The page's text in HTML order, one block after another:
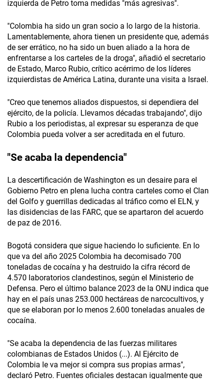
izquierda de Petro toma medidas "más agresivas".
"Colombia ha sido un gran socio a lo largo de la historia.
Lamentablemente, ahora tienen un presidente que, además
de ser errático, no ha sido un buen aliado a la hora de
enfrentarse a los carteles de la droga", añadió el secretario
de Estado, Marco Rubio, crítico acérrimo de los líderes
izquierdistas de América Latina, durante una visita a Israel.
"Creo que tenemos aliados dispuestos, si dependiera del
ejército, de la policía. Llevamos décadas trabajando", dijo
Rubio a los periodistas, al expresar su esperanza de que
Colombia pueda volver a ser acreditada en el futuro.
"Se acaba la dependencia"
La descertificación de Washington es un desaire para el
Gobierno Petro en plena lucha contra carteles como el Clan
del Golfo y guerrillas dedicadas al tráfico como el ELN, y
las disidencias de las FARC, que se apartaron del acuerdo
de paz de 2016.
Bogotá considera que sigue haciendo lo suficiente. En lo
que va del año 2025 Colombia ha decomisado 700
toneladas de cocaína y ha destruido la cifra récord de
4.570 laboratorios clandestinos, según el Ministerio de
Defensa. Pero el último balance 2023 de la ONU indica que
hay en el país unas 253.000 hectáreas de narcocultivos, y
que se elaboran por lo menos 2.600 toneladas anuales de
cocaína.
"Se acaba la dependencia de las fuerzas militares
colombianas de Estados Unidos (...). Al Ejército de
Colombia le va mejor si compra sus propias armas",
declaró Petro. Fuentes oficiales destacan igualmente que